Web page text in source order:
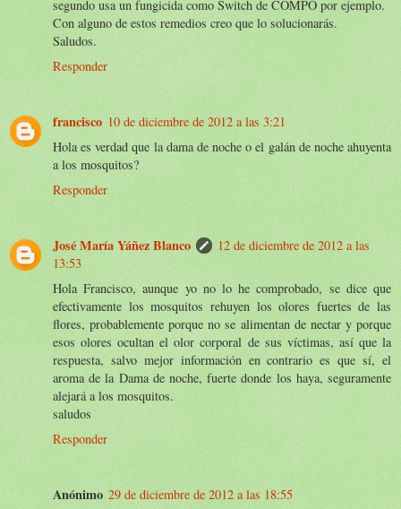
segundo usa un fungicida como Switch de COMPO por ejemplo.
Con alguno de estos remedios creo que lo solucionarás.
Saludos.
Responder
francisco 10 de diciembre de 2012 a las 3:21
Hola es verdad que la dama de noche o el galán de noche ahuyenta
a los mosquitos?
Responder
José María Yáñez Blanco
12 de diciembre de 2012 a las
13:53
Hola Francisco, aunque yo no lo he comprobado, se dice que
efectivamente los mosquitos rehuyen los olores fuertes de las
flores, probablemente porque no se alimentan de nectar y porque
esos olores ocultan el olor corporal de sus víctimas, así que la
respuesta, salvo mejor información en contrario es que sí, el
aroma de la Dama de noche, fuerte donde los haya, seguramente
alejará a los mosquitos.
saludos
Responder
Anónimo 29 de diciembre de 2012 a las 18:55